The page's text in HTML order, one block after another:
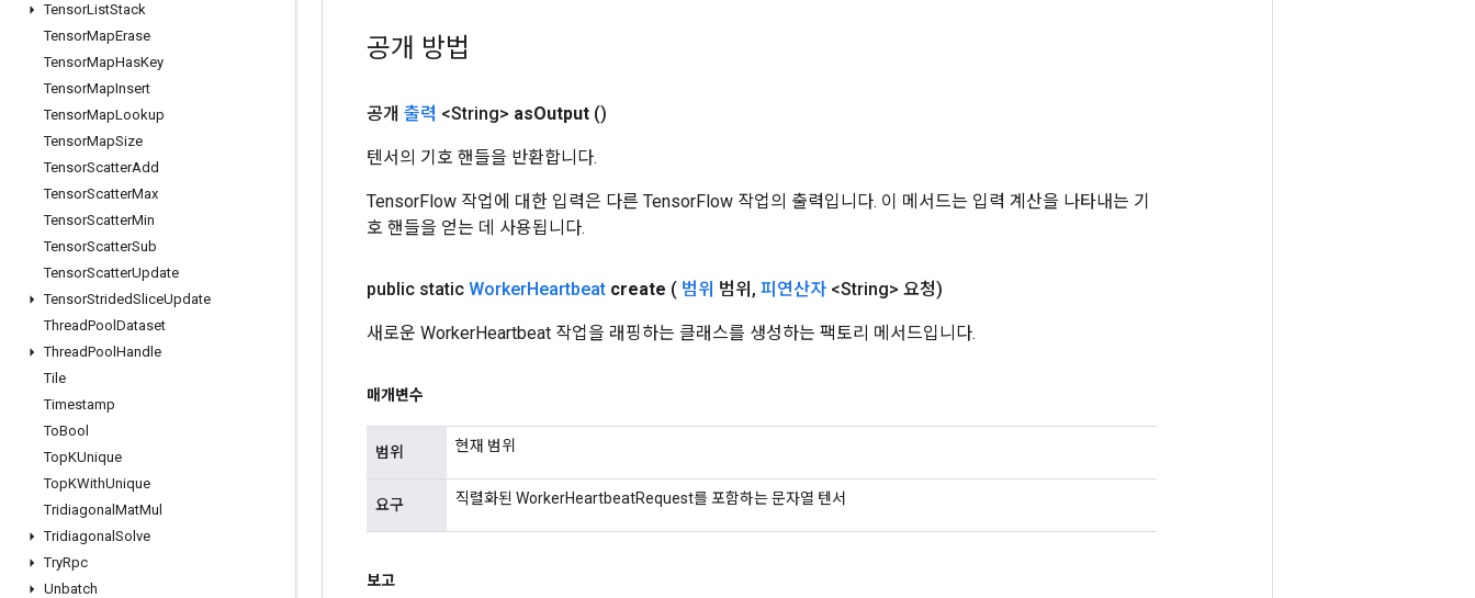
TensorListStack
TensorMapErase
TensorMapHasKey
TensorMapInsert
TensorMapLookup
TensorMapSize
TensorScatterAdd
TensorScatterMax
TensorScatterMin
TensorScatterSub
TensorScatterUpdate
TensorStridedSliceUpdate
ThreadPool Dataset
ThreadPool Handle
Tile
Timestamp
ToBool
TopKUnique
TopKWithUnique
Tridiagonal MatMul
Tridiagonal Solve
TryRpc
Unbatch
공개 방법
공개 출력 <String> asOutput ()
텐서의 기호 핸들을 반환합니다.
TensorFlow 작업에 대한 입력은 다른 TensorFlow 작업의 출력입니다. 이 메서드는 입력 계산을 나타내는 기
호 핸들을 얻는 데 사용됩니다.
public static WorkerHeartbeat create ( 범위 범위 , 피연산자 <String> 요청)
새로운 WorkerHeartbeat 작업을 래핑하는 클래스를 생성하는 팩토리 메서드입니다.
매개변수
범위 현재 범위
요구 직렬화된 WorkerHeartbeatRequest를 포함하는 문자열 텐서
보고